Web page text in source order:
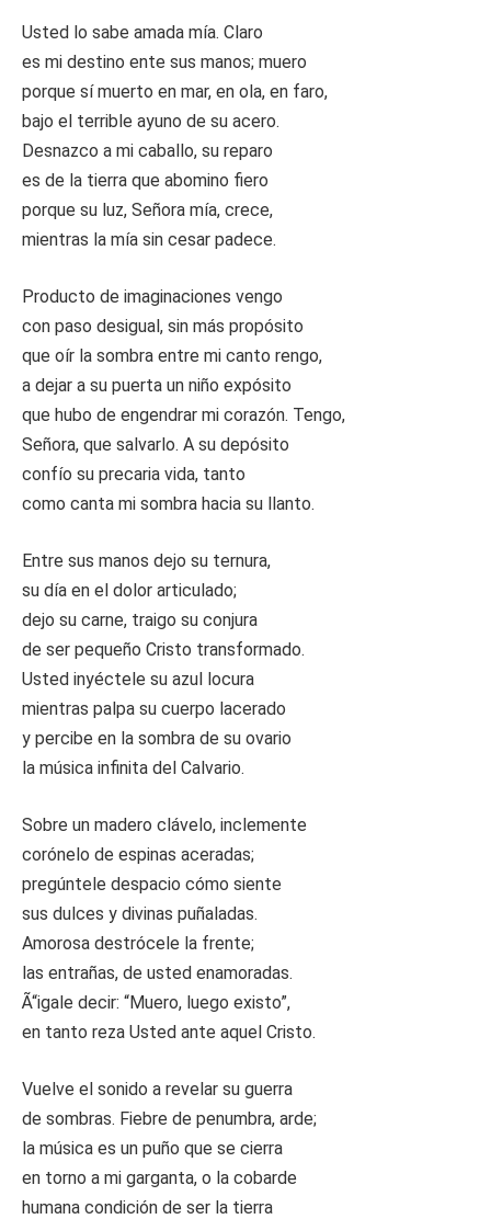
Usted lo sabe amada mía. Claro
es mi destino ente sus manos; muero
porque sí muerto en mar, en ola, en faro,
bajo el terrible ayuno de su acero.
Desnazco a mi caballo, su reparo
es de la tierra que abomino fiero
porque su luz, Señora mía, crece,
mientras la mía sin cesar padece.
Producto de imaginaciones vengo
con paso desigual, sin más propósito
que oír la sombra entre mi canto rengo,
a dejar a su puerta un niño expósito
que hubo de engendrar mi corazón. Tengo,
Señora, que salvarlo. A su depósito
confío su precaria vida, tanto
como canta mi sombra hacia su llanto.
Entre sus manos dejo su ternura,
su día en el dolor articulado;
dejo su carne, traigo su conjura
de ser pequeño Cristo transformado.
Usted inyéctele su azul locura
mientras palpa su cuerpo lacerado
y percibe en la sombra de su ovario
la música infinita del Calvario.
Sobre un madero clávelo, inclemente
corónelo de espinas aceradas;
pregúntele despacio cómo siente
sus dulces y divinas puñaladas.
Amorosa destrócele la frente;
las entrañas, de usted enamoradas.
Ã“igale decir: “Muero, luego existo”,
en tanto reza Usted ante aquel Cristo.
Vuelve el sonido a revelar su guerra
de sombras. Fiebre de penumbra, arde;
la música es un puño que se cierra
en torno a mi garganta, o la cobarde
humana condición de ser la tierra